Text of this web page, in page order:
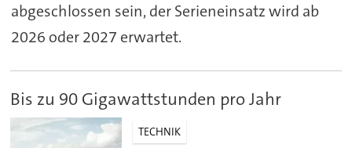
abgeschlossen sein, der Serieneinsatz wird ab
2026 oder 2027 erwartet.
Bis zu 90 Gigawattstunden pro Jahr
TECHNIK